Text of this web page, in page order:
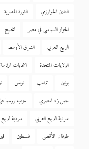
التدين الخوارزمي
الثورة المصرية
الحوار السياسي في مصر
الخليج
الربيع العربي
الشرق الأوسط
الولايات المتحدة
انتخابات الرئاسة
بوتين
ترامب تونس
جيل زد المصري
حرب روسيا على
سردية الربيع العربي
سردية
طوفان الأقصى
فلسطين